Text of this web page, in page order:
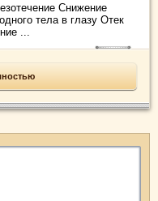
Снижение
тела в глазу Отек
...